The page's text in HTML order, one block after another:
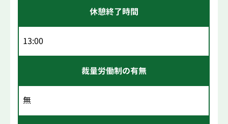
休憩終了時間
13:00
裁量労働制の有無
無